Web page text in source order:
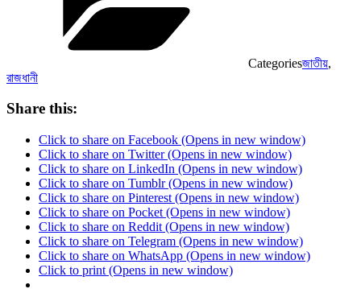
Categoriesজাতীয়,
রাজধানী
Share this:
Click to share on Facebook (Opens in new window)
Click to share on Twitter (Opens in new window)
Click to share on LinkedIn (Opens in new window)
Click to share on Tumblr (Opens in new window)
Click to share on Pinterest (Opens in new window)
Click to share on Pocket (Opens in new window)
Click to share on Reddit (Opens in new window)
Click to share on Telegram (Opens in new window)
Click to share on WhatsApp (Opens in new window)
Click to print (Opens in new window)